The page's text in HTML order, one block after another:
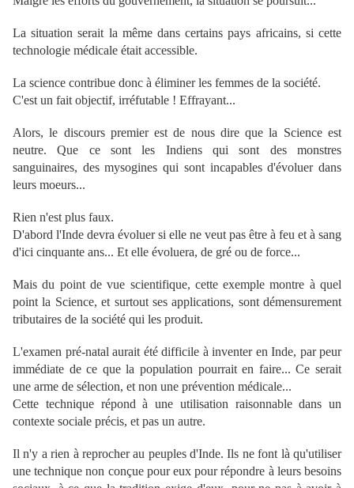
La situation serait la même dans certains pays africains, si cette
technologie médicale était accessible.
La science contribue donc à éliminer les femmes de la société.
C'est un fait objectif, irréfutable ! Effrayant...
Alors, le discours premier est de nous dire que la Science est
neutre. Que ce sont les Indiens qui sont des monstres
sanguinaires, des mysogines qui sont incapables d'évoluer dans
leurs moeurs...
Rien n'est plus faux.
D'abord l'Inde devra évoluer si elle ne veut pas être à feu et à sang
d'ici cinquante ans... Et elle évoluera, de gré ou de force...
Mais du point de vue scientifique, cette exemple montre à quel
point la Science, et surtout ses applications, sont démensurement
tributaires de la société qui les produit.
L'examen pré-natal aurait été difficile à inventer en Inde, par peur
immédiate de ce que la population pourrait en faire... Ce serait
une arme de sélection, et non une prévention médicale...
Cette technique répond à une utilisation raisonnable dans un
contexte sociale précis, et pas un autre.
Il n'y a rien à reprocher au peuples d'Inde. Ils ne font là qu'utiliser
une technique non conçue pour eux pour répondre à leurs besoins